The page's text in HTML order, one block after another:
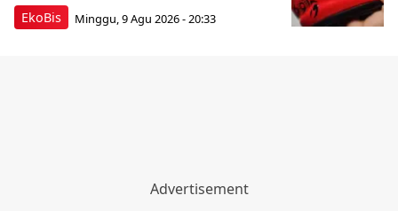
EkoBis Minggu, 9 Agu 2026 - 20:33